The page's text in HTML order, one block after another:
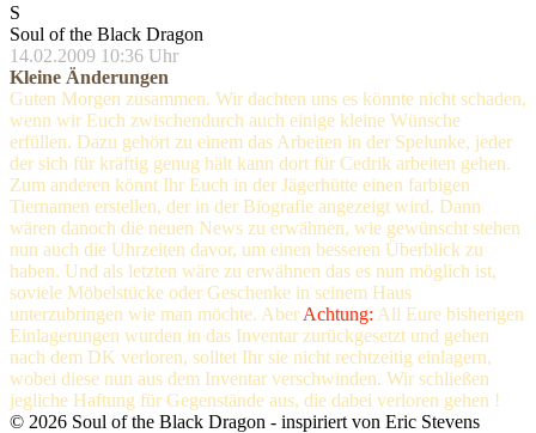
S
Soul of the Black Dragon
14.02.2009 10:36 Uhr
Kleine Änderungen
Guten Morgen zusammen. Wir dachten uns es könnte nicht schaden,
wenn wir Euch zwischendurch auch einige kleine Wünsche
erfüllen. Dazu gehört zu einem das Arbeiten in der Spelunke, jeder
der sich für kräftig genug hält kann dort für Cedrik arbeiten gehen.
Zum anderen könnt Ihr Euch in der Jägerhütte einen farbigen
Tiernamen erstellen, der in der Biografie angezeigt wird. Dann
wären danoch die neuen News zu erwähnen, wie gewünscht stehen
nun auch die Uhrzeiten davor, um einen besseren Überblick zu
haben. Und als letzten wäre zu erwähnen das es nun möglich ist,
soviele Möbelstücke oder Geschenke in seinem Haus
unterzubringen wie man möchte. Aber Achtung: All Eure bisherigen
Einlagerungen wurden in das Inventar zurückgesetzt und gehen
nach dem DK verloren, solltet Ihr sie nicht rechtzeitig einlagern,
wobei diese nun aus dem Inventar verschwinden. Wir schließen
jegliche Haftung für Gegenstände aus, die dabei verloren gehen !
© 2026 Soul of the Black Dragon - inspiriert von Eric Stevens